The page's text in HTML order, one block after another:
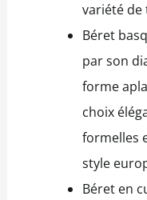
variété de
Béret
par son
forme
choix
formelles
style
Béret en